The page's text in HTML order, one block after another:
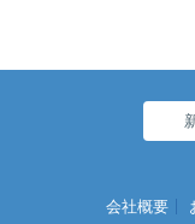
会社概要